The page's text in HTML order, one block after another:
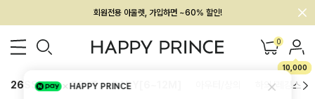
멤버십 최대 28,000원 혜택
0
10,000
26SS 신상 BEST BABY[6~12M] 하의/레깅스
HAPPY PRINCE